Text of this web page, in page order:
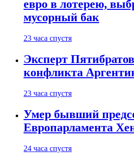
евро в лотерею,
мусорный бак
23 часа спустя
Эксперт
конфликта
23 часа спустя
Умер бывший
Европарламента
24 часа спустя